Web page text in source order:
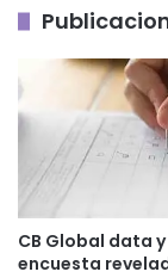
CB Global data
encuesta